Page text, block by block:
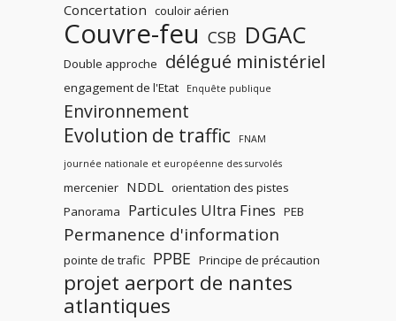
Concertation couloir aérien
Couvre-feu CSB DGAC
Double approche délégué ministériel
engagement de l'Etat Enquête publique
Environnement
Evolution de traffic
FNAM
journée nationale et européenne des survolés
mercenier NDDL orientation des pistes
Panorama
Particules Ultra Fines PEB
Permanence d'information
pointe de trafic PPBE Principe de précaution
projet aerport de nantes
atlantiques